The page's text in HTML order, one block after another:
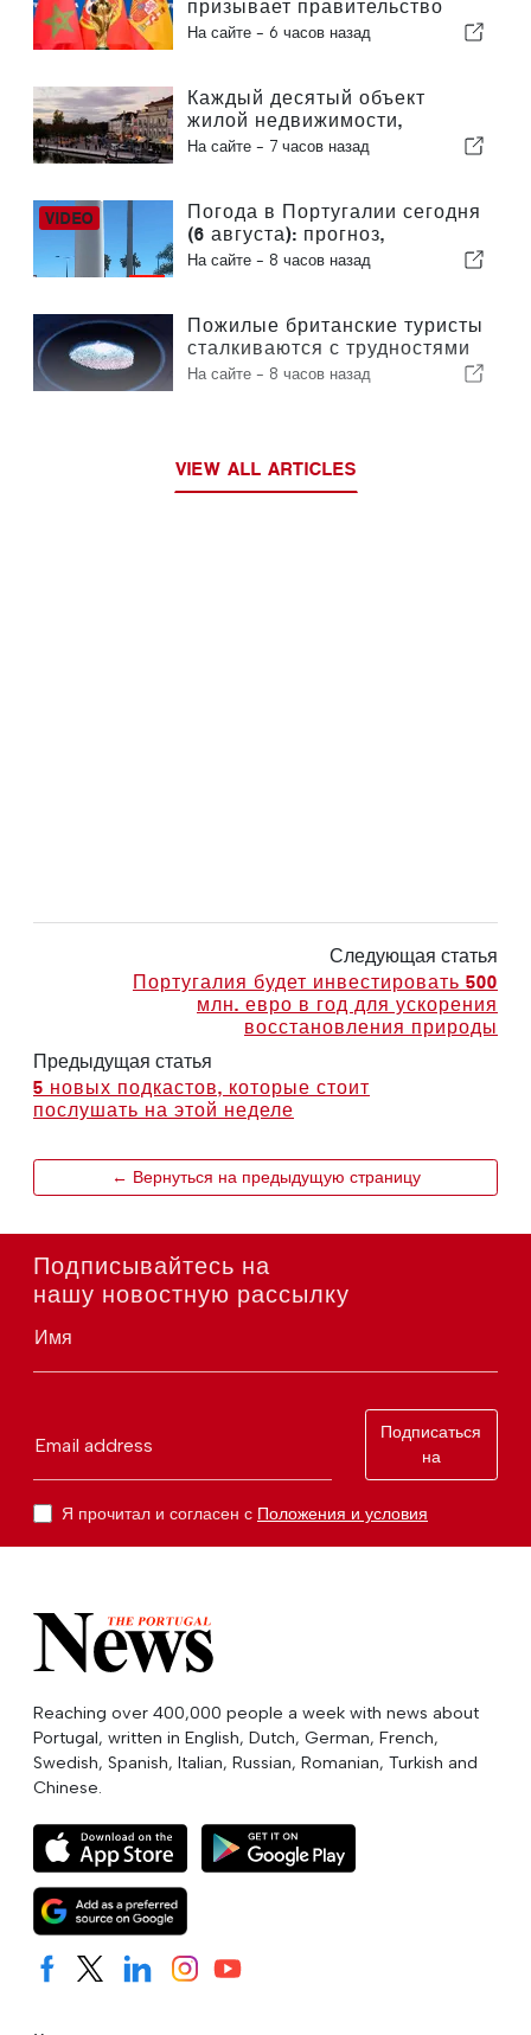
призывает правительство
пересмотреть решение о
2030 года в связи с кризисом
вокруг Сеуты
На сайте - 6 часов назад
Каждый десятый объект
жилой недвижимости,
выставленный на продажу в
На сайте - 7 часов назад
Погода в Португалии сегодня
(6 августа): прогноз,
температура и что ожидать
На сайте - 8 часов назад
Пожилые британские туристы
сталкиваются с трудностями
в связи с введением в
На сайте - 8 часов назад
VIEW ALL ARTICLES
Следующая статья
Португалия будет инвестировать 500
млн. евро в год для ускорения
восстановления природы
Предыдущая статья
5 новых подкастов, которые стоит
послушать на этой неделе
← Вернуться на предыдущую страницу
Подписывайтесь на
нашу новостную рассылку
Имя
Email address
Подписаться
на
Я прочитал и согласен с Положения и условия
Reaching over 400,000 people a week with news about
Portugal, written in English, Dutch, German, French,
Swedish, Spanish, Italian, Russian, Romanian, Turkish and
Chinese.